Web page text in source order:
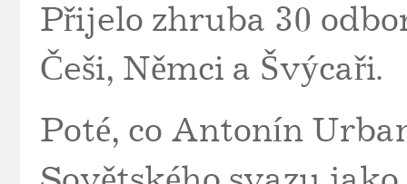
Přijelo zhruba 30
Češi, Němci a Švýcaři.
Poté, co Antonín